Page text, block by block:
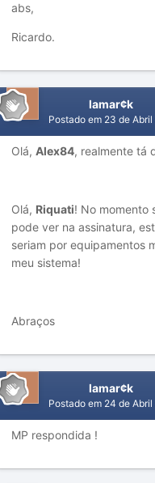
abs,
Ricardo.
lamar¢k
Postado em 23 de Abril
Olá, Alex84, realmente tá
Olá, Riquati! No momento
pode ver na assinatura,
seriam por equipamentos
meu sistema!
Abraços
lamar¢k
Postado em 24 de Abril
MP respondida !